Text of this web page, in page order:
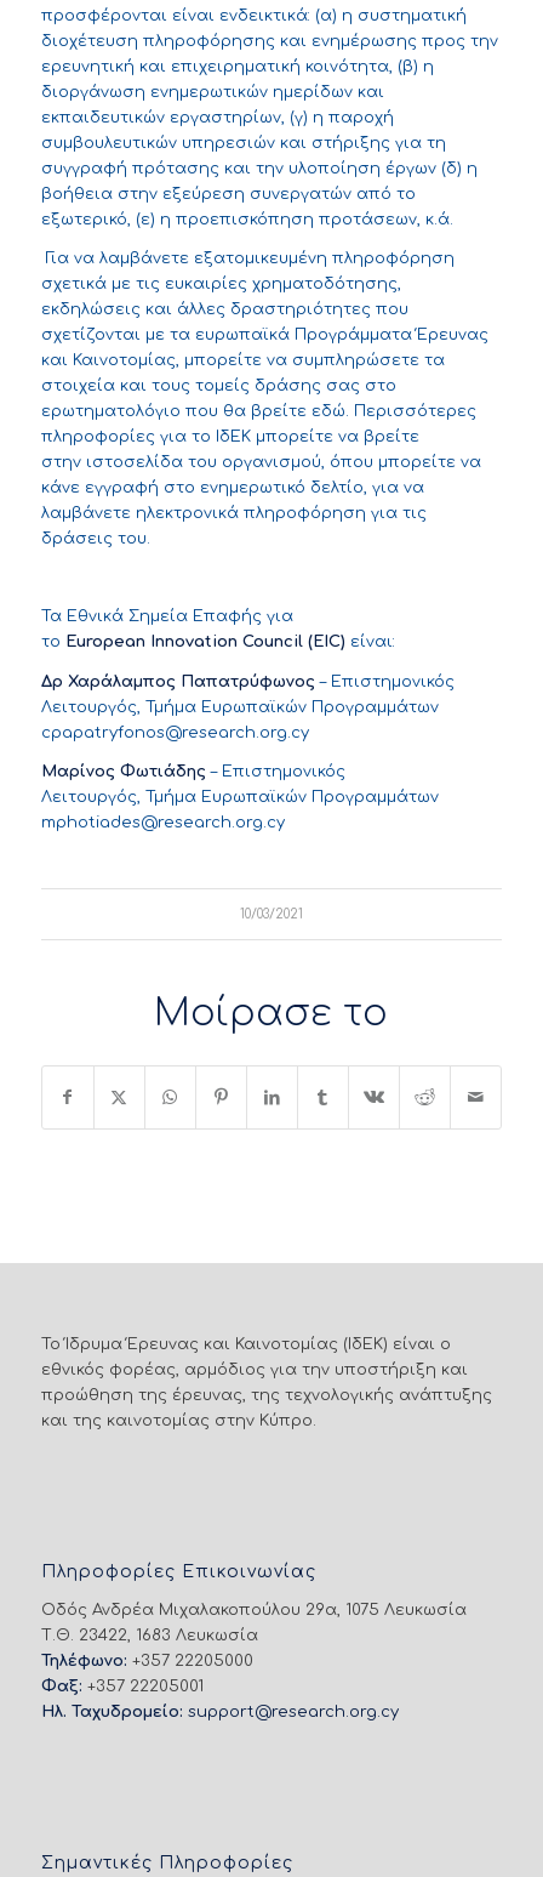
προσφέρονται είναι ενδεικτικά: (α) η συστηματική
διοχέτευση πληροφόρησης και ενημέρωσης προς την
ερευνητική και επιχειρηματική κοινότητα, (β) η
διοργάνωση ενημερωτικών ημερίδων και
εκπαιδευτικών εργαστηρίων, (γ) η παροχή
συμβουλευτικών υπηρεσιών και στήριξης για τη
συγγραφή πρότασης και την υλοποίηση έργων (δ) η
βοήθεια στην εξεύρεση συνεργατών από το
εξωτερικό, (ε) η προεπισκόπηση προτάσεων, κ.ά.
Για να λαμβάνετε εξατομικευμένη πληροφόρηση
σχετικά με τις ευκαιρίες χρηματοδότησης,
εκδηλώσεις και άλλες δραστηριότητες που
σχετίζονται με τα ευρωπαϊκά Προγράμματα Έρευνας
και Καινοτομίας, μπορείτε να συμπληρώσετε τα
στοιχεία και τους τομείς δράσης σας στο
ερωτηματολόγιο που θα βρείτε εδώ. Περισσότερες
πληροφορίες για το ΙδΕΚ μπορείτε να βρείτε
στην ιστοσελίδατου οργανισμού, όπου μπορείτε να
κάνε εγγραφή στο ενημερωτικό δελτίο, για να
λαμβάνετε ηλεκτρονικά πληροφόρηση για τις
δράσεις του.
Τα Εθνικά Σημεία Επαφής για
το European Innovation Council (EIC) είναι:
Δρ Χαράλαμπος Παπατρύφωνος – Επιστημονικός
Λειτουργός Τμήμα Ευρωπαϊκών Προγραμμάτων
cpapatryfonos@research.org.cy
Μαρίνος Φωτιάδης –Επιστημονικός
Λειτουργός Τμήμα Ευρωπαϊκών Προγραμμάτων
mphotiades@research.org.cy
10/03/2021
Μοίρασε το
Το Ίδρυμα Έρευνας και Καινοτομίας (ΙδΕΚ) είναι ο
εθνικός φορέας, αρμόδιος για την υποστήριξη και
προώθηση της έρευνας, της τεχνολογικής ανάπτυξης
και της καινοτομίας στην Κύπρο.
Πληροφορίες Επικοινωνίας
Οδός Ανδρέα Μιχαλακοπούλου 29α, 1075 Λευκωσία
Τ.Θ. 23422, 1683 Λευκωσία
Τηλέφωνο: +357 22205000
Φαξ: +357 22205001
Ηλ. Ταχυδρομείο: support@research.org.cy
Σημαντικές Πληροφορίες